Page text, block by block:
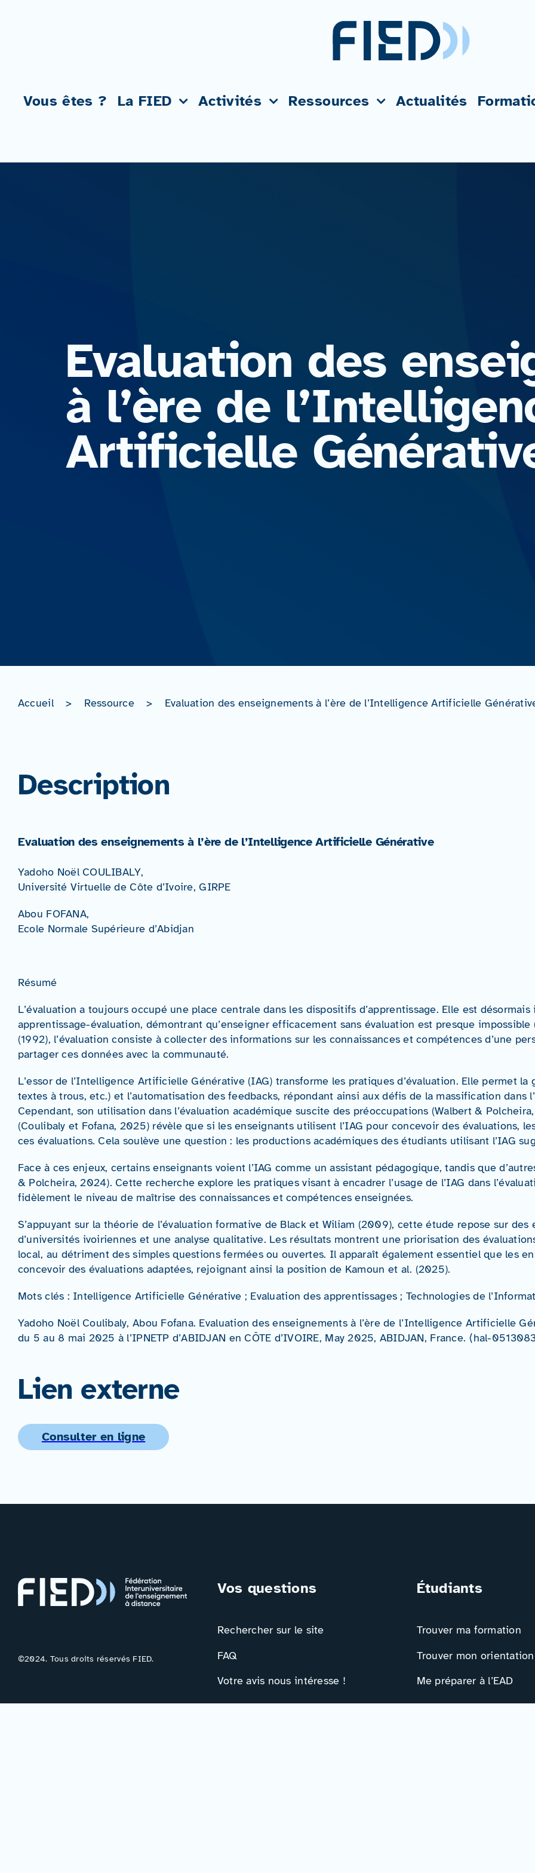
Vous êtes ? La FIED Activités Ressources Actualités
Evaluation des
à l’ère de
Artificielle
Accueil > Ressource > Evaluation des enseignements à l’ère de l’Intelligence Artificielle
Description
Evaluation des enseignements à l’ère de l’Intelligence Artificielle Générative
Yadoho Noël COULIBALY,
Université Virtuelle de Côte d’Ivoire, GIRPE
Abou FOFANA,
Ecole Normale Supérieure d’Abidjan
Résumé
L’évaluation a toujours occupé une place centrale dans les dispositifs d’apprentissage. Elle est
apprentissage-évaluation, démontrant qu’enseigner efficacement sans évaluation est presque
(1992), l’évaluation consiste à collecter des informations sur les connaissances et compétences d’une
partager ces données avec la communauté.
L’essor de l’Intelligence Artificielle Générative (IAG) transforme les pratiques d’évaluation. Elle permet
textes à trous, etc.) et l’automatisation des feedbacks, répondant ainsi aux défis de la massification dans
Cependant, son utilisation dans l’évaluation académique suscite des préoccupations (Walbert &
(Coulibaly et Fofana, 2025) révèle que si les enseignants utilisent l’IAG pour concevoir des évaluations,
ces évaluations. Cela soulève une question : les productions académiques des étudiants utilisant l’IAG
Face à ces enjeux, certains enseignants voient l’IAG comme un assistant pédagogique, tandis que
& Polcheira, 2024). Cette recherche explore les pratiques visant à encadrer l’usage de l’IAG dans
fidèlement le niveau de maîtrise des connaissances et compétences enseignées.
S’appuyant sur la théorie de l’évaluation formative de Black et Wiliam (2009), cette étude repose sur
d’universités ivoiriennes et une analyse qualitative. Les résultats montrent une priorisation des
local, au détriment des simples questions fermées ou ouvertes. Il apparaît également essentiel que les
concevoir des évaluations adaptées, rejoignant ainsi la position de Kamoun et al. (2025).
Mots clés : Intelligence Artificielle Générative ; Evaluation des apprentissages ; Technologies de
Yadoho Noël Coulibaly, Abou Fofana. Evaluation des enseignements à l’ère de l’Intelligence Artificielle
du 5 au 8 mai 2025 à l’IPNETP d’ABIDJAN en CÔTE d’IVOIRE, May 2025, ABIDJAN, France. ⟨hal-
Lien externe
Consulter en ligne
©2024. Tous droits réservés FIED.
Vos questions
Rechercher sur le site
FAQ
Votre avis nous intéresse !
Étudiants
Trouver ma formation
Trouver mon orientation
Me préparer à l’EAD